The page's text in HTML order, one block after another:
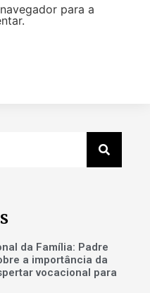
para a
da Família: Padre
a importância da
vocacional para